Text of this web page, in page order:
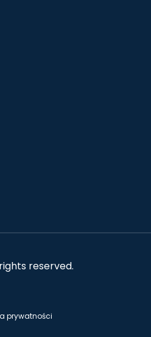
reserved.
prywatności